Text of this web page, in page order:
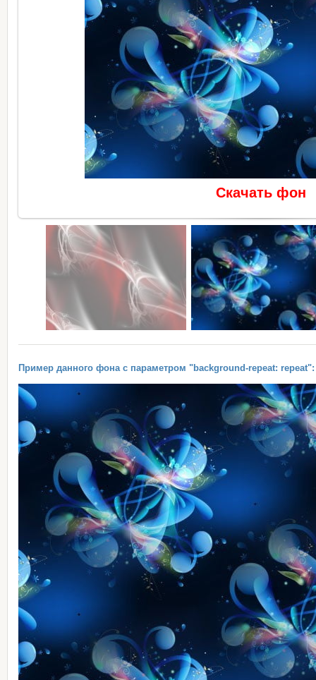
Скачать фон
Пример данного фона с параметром "background-repeat: repeat":